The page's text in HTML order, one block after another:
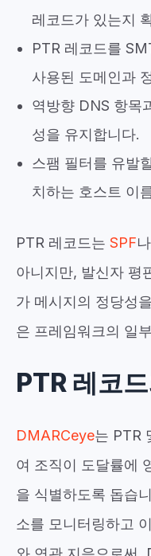
레코드가 있는지
PTR 레코드를
사용된 도메인과
역방향 DNS 항목
성을 유지합니다.
스팸 필터를 유발
치하는 호스트 이
PTR 레코드는 SPF나
아니지만, 발신자 평
가 메시지의 정당성
은 프레임워크의 일
PTR 레코
DMARCeye는 PTR
여 조직이 도달률에
을 식별하도록 돕습
소를 모니터링하고